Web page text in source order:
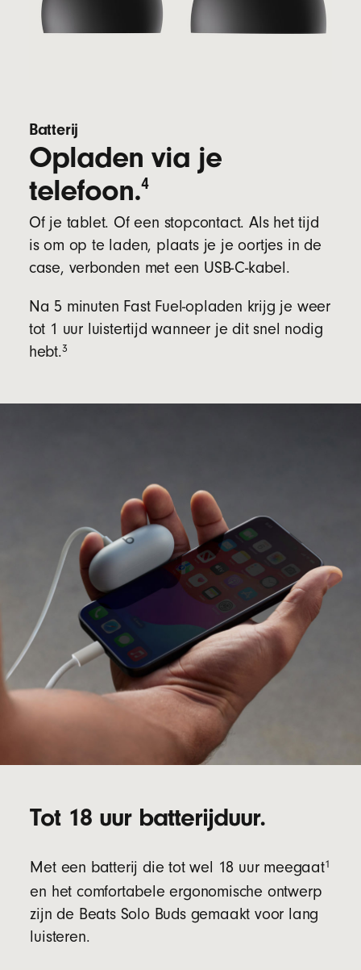
Batterij
Opladen via je
telefoon.4
Of je tablet. Of een stopcontact. Als het tijd
is om op te laden, plaats je je oortjes in de
case, verbonden met een USB-C-kabel.
Na 5 minuten Fast Fuel-opladen krijg je weer
tot 1 uur luistertijd wanneer je dit snel nodig
hebt.3
Tot 18 uur batterijduur.
Met een batterij die tot wel 18 uur meegaat1
en het comfortabele ergonomische ontwerp
zijn de Beats Solo Buds gemaakt voor lang
luisteren.